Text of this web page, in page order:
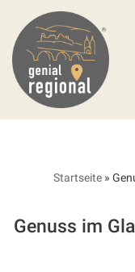
Zum
Inhalt
springen
Startseite»
Genuss im